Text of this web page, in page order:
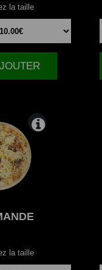
la taille
la taille